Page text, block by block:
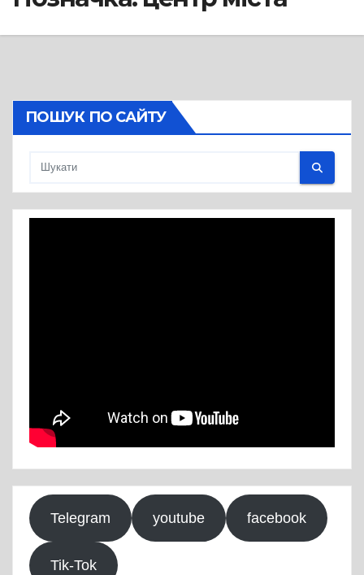
ПОШУК ПО САЙТУ
Telegram youtube facebook
Tik-Tok